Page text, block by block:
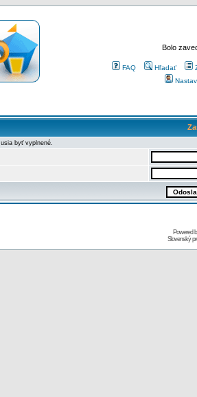
Bolo
FAQ Hľadať
byť vyplnené.
Powered
Slovenský